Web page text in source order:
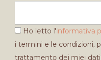
Ho letto l'informativa
i termini e le condizioni,
trattamento dei miei